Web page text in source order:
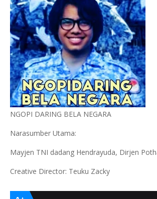
NGOPI DARING BELA NEGARA
Narasumber Utama:
Mayjen TNI dadang Hendrayuda, Dirjen
Creative Director: Teuku Zacky